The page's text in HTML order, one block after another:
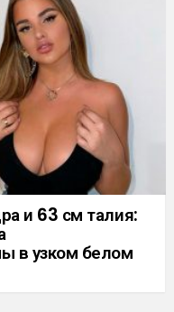
и 63 см талия:
в узком белом